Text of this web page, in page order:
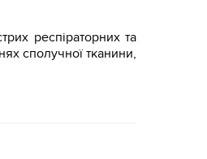
респіраторних та
сполучної тканини,